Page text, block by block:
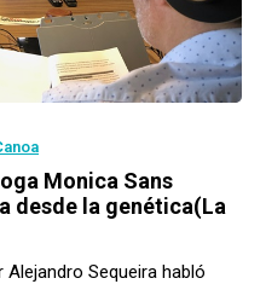
Monica Sans
desde la genética(La
Sequeira habló